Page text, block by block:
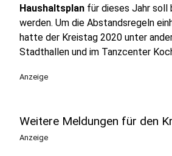
Haushaltsplan für dieses Jahr soll
werden. Um die Abstandsregeln
hatte der Kreistag 2020 unter
Stadthallen und im Tanzcenter
Anzeige
Weitere Meldungen für den
Anzeige